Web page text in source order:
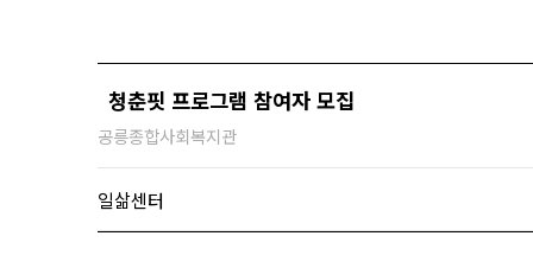
청춘핏 프로그램 참여자 모집
공릉종합사회복지관
일삶센터